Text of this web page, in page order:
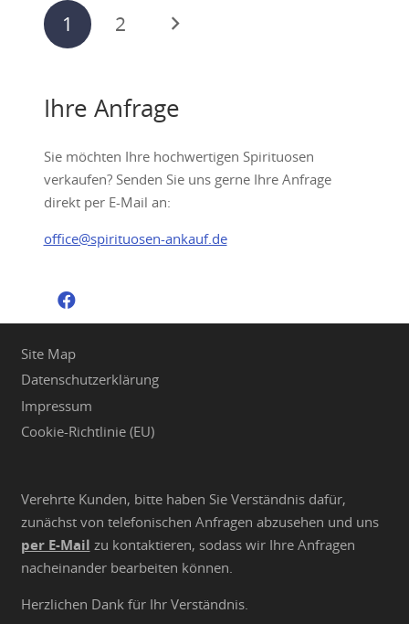
Seitennummerierung
der
1 2
Ihre Anfrage
Sie möchten Ihre hochwertigen Spirituosen
verkaufen? Senden Sie uns gerne Ihre Anfrage
direkt per E-Mail an:
office@spirituosen-ankauf.de
Site Map
Datenschutzerklärung
Impressum
Cookie-Richtlinie (EU)
Verehrte Kunden, bitte haben Sie Verständnis dafür,
zunächst von telefonischen Anfragen abzusehen und uns
per E-Mail zu kontaktieren, sodass wir Ihre Anfragen
nacheinander bearbeiten können.
Herzlichen Dank für Ihr Verständnis.